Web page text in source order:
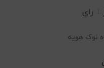
رای
نوک هویه